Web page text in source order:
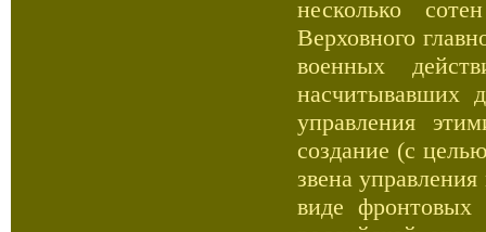
несколько
Верховного
военных
насчитывавших
управления
создание (с
звена
виде фронтовых